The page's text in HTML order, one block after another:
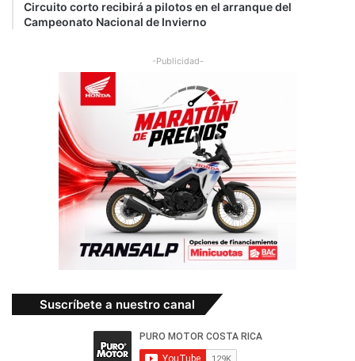
Circuito corto recibirá a pilotos en el arranque del
Campeonato Nacional de Invierno
-Publicidad-
Suscríbete a nuestro canal